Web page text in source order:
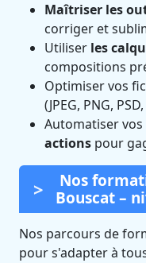
Maîtriser les
corriger et
Utiliser les
compositions
Optimiser vos
(JPEG, PNG,
Automatiser vos
actions pour
Nos
Bouscat –
Nos parcours de
pour s'adapter à